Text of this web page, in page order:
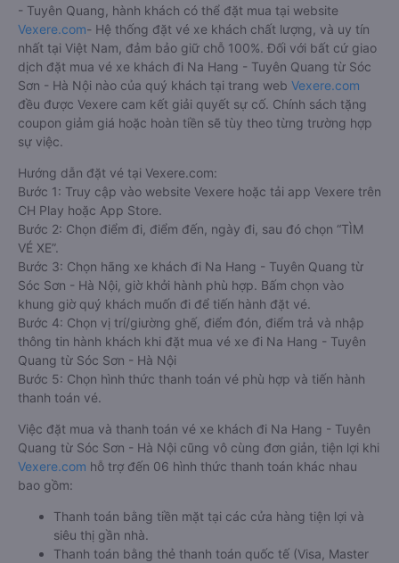
- Tuyên Quang, hành khách có thể đặt mua tại website
Vexere.com- Hệ thống đặt vé xe khách chất lượng, và uy tín
nhất tại Việt Nam, đảm bảo giữ chỗ 100%. Đối với bất cứ giao
dịch đặt mua vé xe khách đi Na Hang - Tuyên Quang từ Sóc
Sơn - Hà Nội nào của quý khách tại trang web Vexere.com
đều được Vexere cam kết giải quyết sự cố. Chính sách tặng
coupon giảm giá hoặc hoàn tiền sẽ tùy theo từng trường hợp
sự việc.
Hướng dẫn đặt vé tại Vexere.com:
Bước 1: Truy cập vào website Vexere hoặc tải app Vexere trên
CH Play hoặc App Store.
Bước 2: Chọn điểm đi, điểm đến, ngày đi, sau đó chọn “TÌM
VÉ XE”.
Bước 3: Chọn hãng xe khách đi Na Hang - Tuyên Quang từ
Sóc Sơn - Hà Nội, giờ khởi hành phù hợp. Bấm chọn vào
khung giờ quý khách muốn đi để tiến hành đặt vé.
Bước 4: Chọn vị trí/giường ghế, điểm đón, điểm trả và nhập
thông tin hành khách khi đặt mua vé xe đi Na Hang - Tuyên
Quang từ Sóc Sơn - Hà Nội
Bước 5: Chọn hình thức thanh toán vé phù hợp và tiến hành
thanh toán vé.
Việc đặt mua và thanh toán vé xe khách đi Na Hang - Tuyên
Quang từ Sóc Sơn - Hà Nội cũng vô cùng đơn giản, tiện lợi khi
Vexere.com hỗ trợ đến 06 hình thức thanh toán khác nhau
bao gồm:
Thanh toán bằng tiền mặt tại các cửa hàng tiện lợi và
siêu thị gần nhà.
Thanh toán bằng thẻ thanh toán quốc tế (Visa, Master